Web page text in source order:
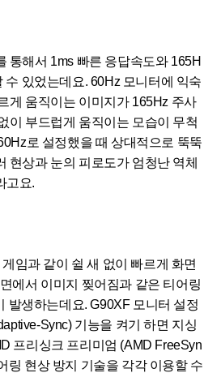
통해서 1ms 빠른 응답속도와 165H
수 있었는데요. 60Hz 모니터에 익숙
게 움직이는 이미지가 165Hz 주사
이 부드럽게 움직이는 모습이 무척
로 설정했을 때 상대적으로 뚝뚝
현상과 눈의 피로도가 엄청난 역체
고요.
임과 같이 쉴 새 없이 빠르게 화면
에서 이미지 찢어짐과 같은 티어링
발생하는데요. G90XF 모니터 설정
Sync) 기능을 켜기 하면 지싱
프리싱크 프리미엄 (AMD FreeSyn
링 현상 방지 기술을 각각 이용할 수